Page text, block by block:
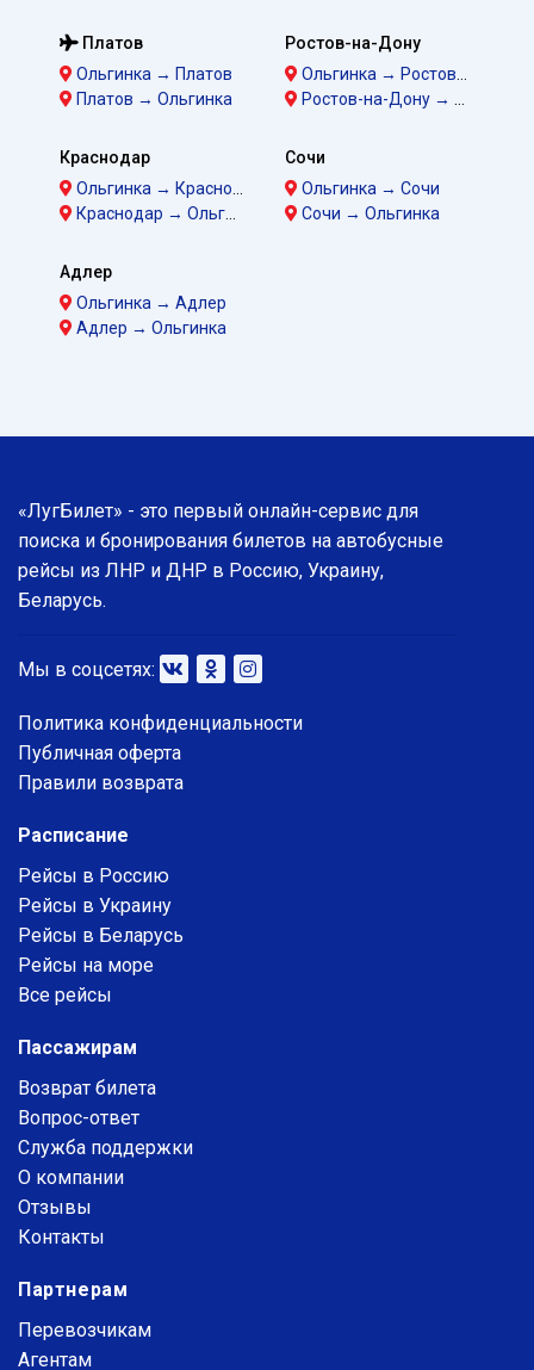
Платов
Ольгинка → Платов
Платов → Ольгинка
Ростов-на-Дону
Ольгинка → Ростов-на-Дону
Ростов-на-Дону → Ольгинка
Краснодар
Ольгинка → Краснодар
Краснодар → Ольгинка
Сочи
Ольгинка → Сочи
Сочи → Ольгинка
Адлер
Ольгинка → Адлер
Адлер → Ольгинка
«ЛугБилет» - это первый онлайн-сервис для
поиска и бронирования билетов на автобусные
рейсы из ЛНР и ДНР в Россию, Украину,
Беларусь.
Мы в соцсетях:
Политика конфиденциальности
Публичная оферта
Правили возврата
Расписание
Рейсы в Россию
Рейсы в Украину
Рейсы в Беларусь
Рейсы на море
Все рейсы
Пассажирам
Возврат билета
Вопрос-ответ
Служба поддержки
О компании
Отзывы
Контакты
Партнерам
Перевозчикам
Агентам